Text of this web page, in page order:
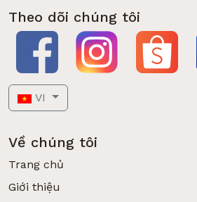
Theo dõi chúng tôi
VI
Về chúng tôi
Trang chủ
Giới thiệu